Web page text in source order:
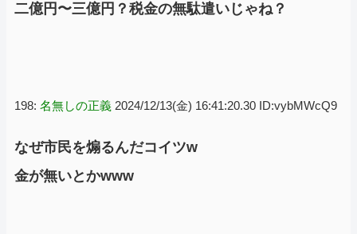
二億円〜三億円？税金の無駄遣いじゃね？
198: 名無しの正義 2024/12/13(金) 16:41:20.30 ID:vybMWcQ9
なぜ市民を煽るんだコイツw
金が無いとかwww